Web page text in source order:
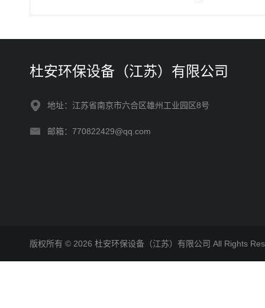
杜安环保设备（江苏）有限公司
地址：江苏省南京市六合区雄州工业园区8号
邮箱：770822429@qq.com
版权所有 © 2026 杜安环保设备（江苏）有限公司 All Rights